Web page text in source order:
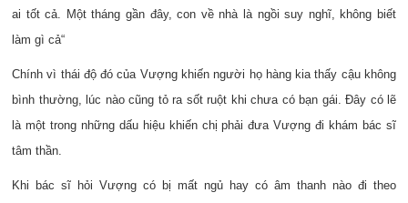
ai tốt cả. Một tháng gần đây, con về nhà là ngồi suy nghĩ, không biết
làm gì cả“
Chính vì thái độ đó của Vượng khiến người họ hàng kia thấy cậu không
bình thường, lúc nào cũng tỏ ra sốt ruột khi chưa có bạn gái. Đây có lẽ
là một trong những dấu hiệu khiến chị phải đưa Vượng đi khám bác sĩ
tâm thần.
Khi bác sĩ hỏi Vượng có bị mất ngủ hay có âm thanh nào đi theo